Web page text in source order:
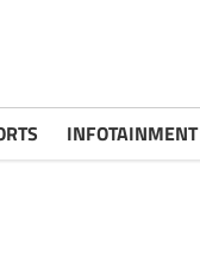
INFOTAINMENT